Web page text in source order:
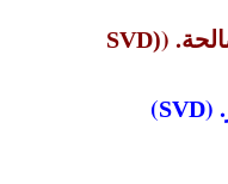
. (
SVD)
. (
SVD
)